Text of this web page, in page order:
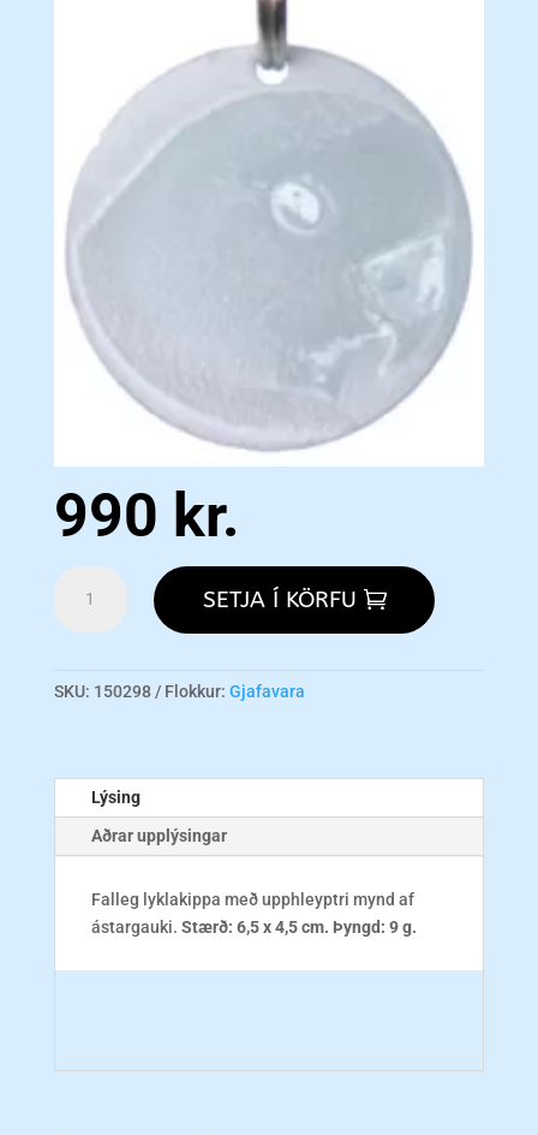
990 kr.
Chain
SETJA Í KÖRFU
SKU: 150298 Flokkur: Gjafavara
Lýsing
Aðrar upplýsingar
Falleg lyklakippa með upphleyptri mynd af
ástargauki. Stærð: 6,5 x 4,5 cm. Þyngd: 9 g.